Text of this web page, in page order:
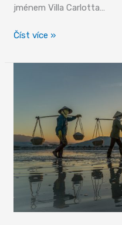
jménem Villa Carlotta…
Villa
Číst více »